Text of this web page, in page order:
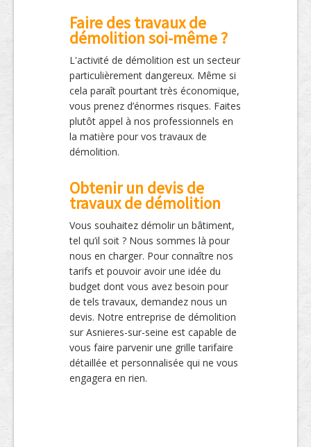
Faire des travaux de
démolition soi-même ?
L'activité de démolition est un secteur
particulièrement dangereux. Même si
cela paraît pourtant très économique,
vous prenez d’énormes risques. Faites
plutôt appel à nos professionnels en
la matière pour vos travaux de
démolition.
Obtenir un devis de
travaux de démolition
Vous souhaitez démolir un bâtiment,
tel qu’il soit ? Nous sommes là pour
nous en charger. Pour connaître nos
tarifs et pouvoir avoir une idée du
budget dont vous avez besoin pour
de tels travaux, demandez nous un
devis. Notre entreprise de démolition
sur Asnieres-sur-seine est capable de
vous faire parvenir une grille tarifaire
détaillée et personnalisée qui ne vous
engagera en rien.